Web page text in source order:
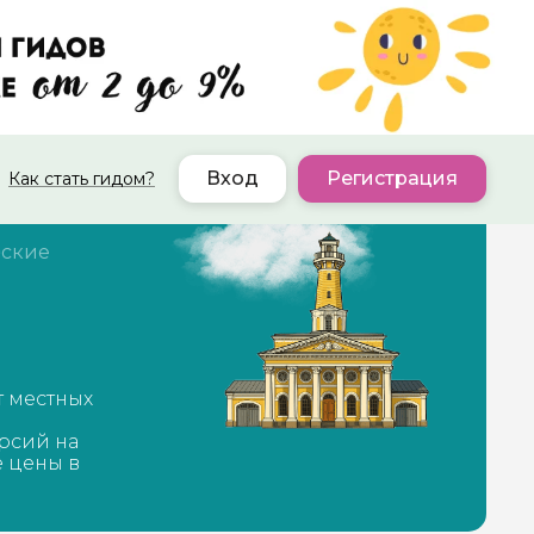
Как стать гидом? Вход Регистрация
местных
на
цены в